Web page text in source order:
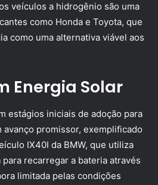
veículos a hidrogênio são uma
como Honda e Toyota, que
como uma alternativa viável aos
Energia Solar
estágios iniciais de adoção para
promissor, exemplificado
IX40I da BMW, que utiliza
recarregar a bateria através
limitada pelas condições